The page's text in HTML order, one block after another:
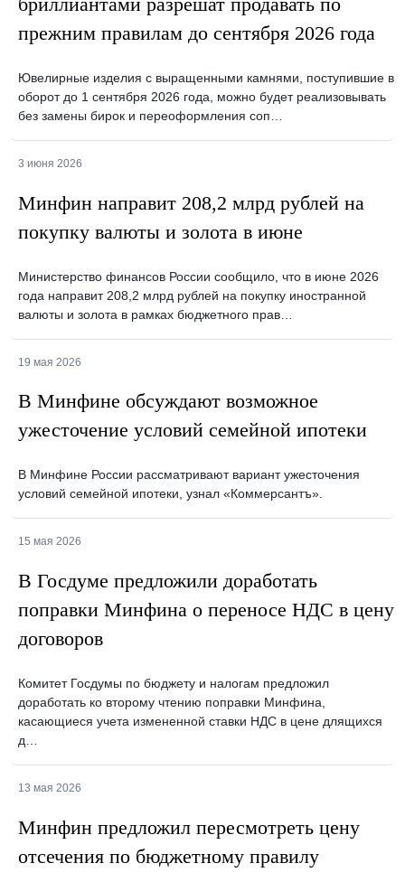
бриллиантами разрешат продавать по
прежним правилам до сентября 2026 года
Ювелирные изделия с выращенными камнями, поступившие в
оборот до 1 сентября 2026 года, можно будет реализовывать
без замены бирок и переоформления соп…
3 июня 2026
Минфин направит 208,2 млрд рублей на
покупку валюты и золота в июне
Министерство финансов России сообщило, что в июне 2026
года направит 208,2 млрд рублей на покупку иностранной
валюты и золота в рамках бюджетного прав…
19 мая 2026
В Минфине обсуждают возможное
ужесточение условий семейной ипотеки
В Минфине России рассматривают вариант ужесточения
условий семейной ипотеки, узнал «Коммерсантъ».
15 мая 2026
В Госдуме предложили доработать
поправки Минфина о переносе НДС в цену
договоров
Комитет Госдумы по бюджету и налогам предложил
доработать ко второму чтению поправки Минфина,
касающиеся учета измененной ставки НДС в цене длящихся
д…
13 мая 2026
Минфин предложил пересмотреть цену
отсечения по бюджетному правилу